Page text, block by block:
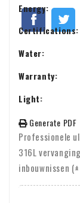
Energy:
Certifications:
Water:
Warranty:
Light:
Generate PDF
Professionele
316L
inbouwnissen
voor renovatie